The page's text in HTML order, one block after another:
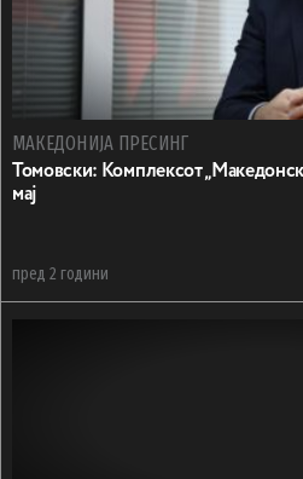
МАКЕДОНИЈА ПРЕСИНГ
Toмовски: Koмплексот
мај
пред 2 години